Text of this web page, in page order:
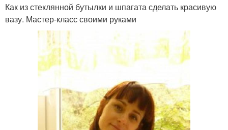
Как из стеклянной бутылки и шпагата сделать красивую
вазу. Мастер-класс своими руками